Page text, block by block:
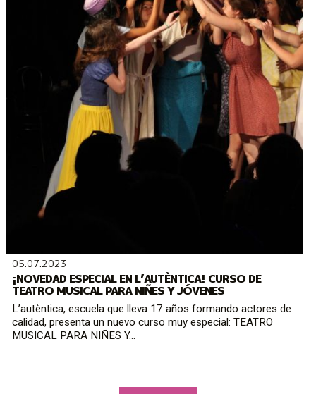
05.07.2023
¡NOVEDAD ESPECIAL EN L’AUTÈNTICA! CURSO DE
TEATRO MUSICAL PARA NIÑES Y JÓVENES
L’autèntica, escuela que lleva 17 años formando actores de
calidad, presenta un nuevo curso muy especial: TEATRO
MUSICAL PARA NIÑES Y...